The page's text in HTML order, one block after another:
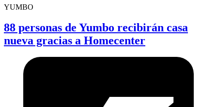
YUMBO
88 personas de Yumbo recibirán casa
nueva gracias a Homecenter